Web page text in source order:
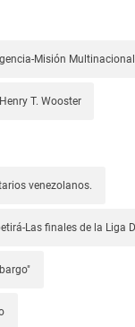
Misión
Henry T. Wooster
venezolanos.
Las finales de la Liga